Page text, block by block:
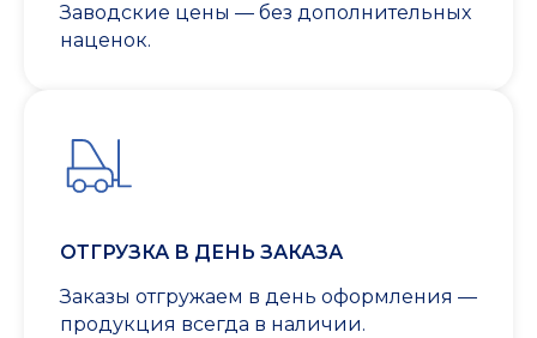
Заводские цены — без дополнительных
наценок.
ОТГРУЗКА В ДЕНЬ ЗАКАЗА
Заказы отгружаем в день оформления —
продукция всегда в наличии.